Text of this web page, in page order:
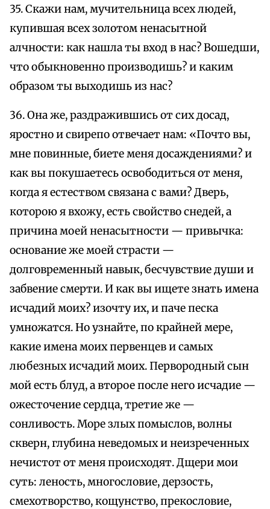
35. Скажи нам, мучительница всех людей,
купившая всех золотом ненасытной
алчности: как нашла ты вход в нас? Вошедши,
что обыкновенно производишь? и каким
образом ты выходишь из нас?
36. Она же, раздражившись от сих досад,
яростно и свирепо отвечает нам: «Почто вы,
мне повинные, биете меня досаждениями? и
как вы покушаетесь освободиться от меня,
когда я естеством связана с вами? Дверь,
которою я вхожу, есть свойство снедей, а
причина моей ненасытности — привычка:
основание же моей страсти —
долговременный навык, бесчувствие души и
забвение смерти. И как вы ищете знать имена
исчадий моих? изочту их, и паче песка
умножатся. Но узнайте, по крайней мере,
какие имена моих первенцев и самых
любезных исчадий моих. Первородный сын
мой есть блуд, а второе после него исчадие —
ожесточение сердца, третие же —
сонливость. Море злых помыслов, волны
скверн, глубина неведомых и неизреченных
нечистот от меня происходят. Дщери мои
суть: леность, многословие, дерзость,
смехотворство, кощунство, прекословие,